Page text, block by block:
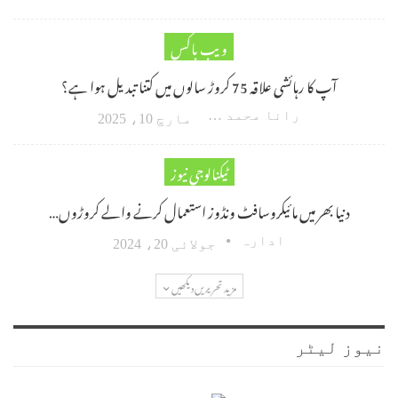
ویب باکس
آپ کا رہائشی علاقہ 75 کروڑ سالوں میں کتنا تبدیل ہوا ہے؟
رانا محمد امین اکبر مارچ 10، 2025
ٹیکنالوجی نیوز
دنیا بھر میں مائیکروسافٹ ونڈوز استعمال کرنے والے کروڑوں…
ادارہ جولائی 20، 2024
مزید تحریریں دیکھیں
نیوز لیٹر